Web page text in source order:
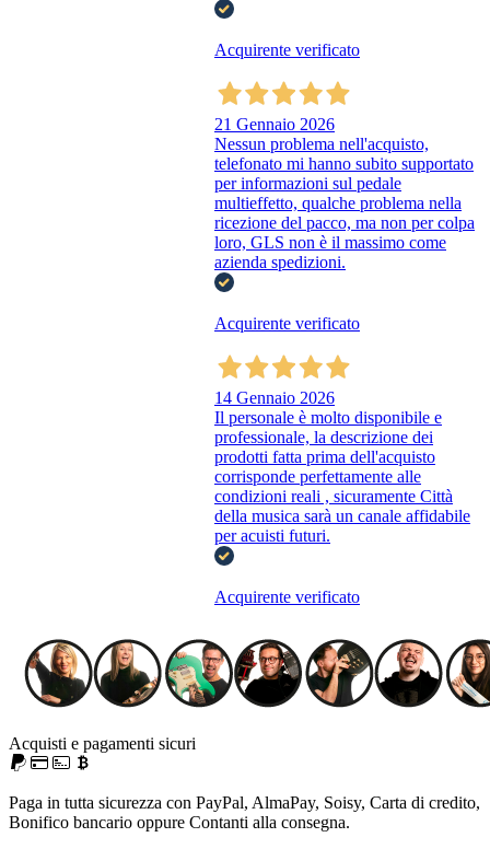
Acquirente verificato
21 Gennaio 2026
Nessun problema nell'acquisto,
telefonato mi hanno subito supportato
per informazioni sul pedale
multieffetto, qualche problema nella
ricezione del pacco, ma non per colpa
loro, GLS non è il massimo come
azienda spedizioni.
Acquirente verificato
14 Gennaio 2026
Il personale è molto disponibile e
professionale, la descrizione dei
prodotti fatta prima dell'acquisto
corrisponde perfettamente alle
condizioni reali , sicuramente Città
della musica sarà un canale affidabile
per acuisti futuri.
Acquirente verificato
Acquisti e pagamenti sicuri
Paga in tutta sicurezza con PayPal, AlmaPay, Soisy, Carta di credito,
Bonifico bancario oppure Contanti alla consegna.